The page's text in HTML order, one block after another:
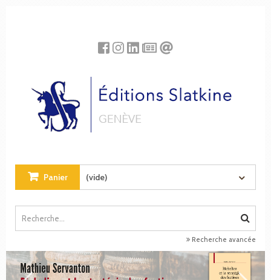
Panier (vide)
Recherche avancée